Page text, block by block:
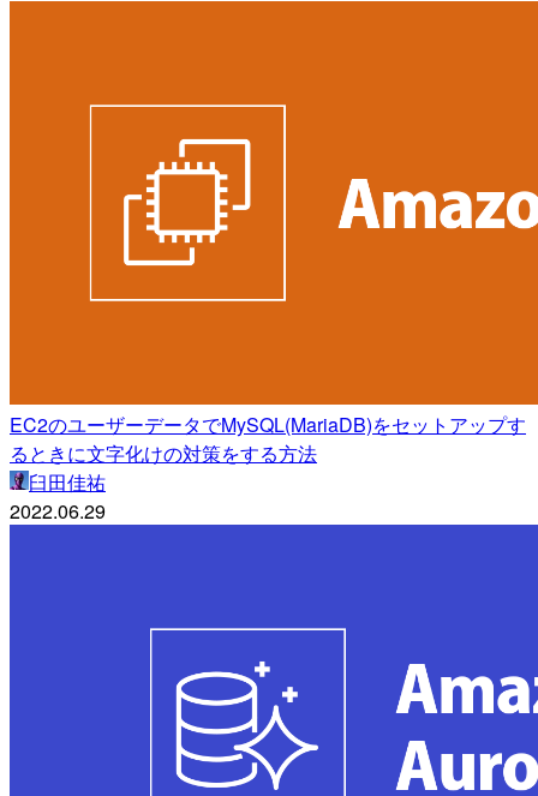
EC2のユーザーデータでMySQL(MariaDB)をセットアップす
るときに文字化けの対策をする方法
臼田佳祐
2022.06.29